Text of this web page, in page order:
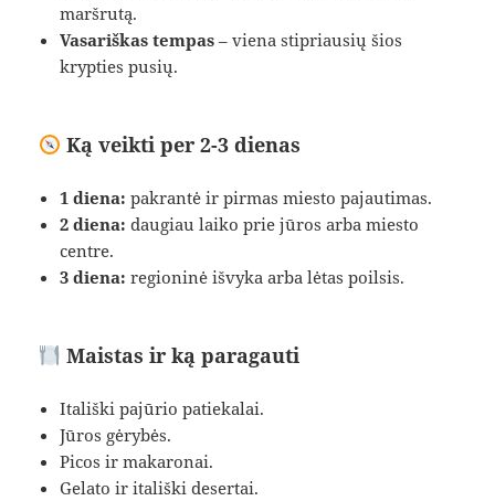
maršrutą.
Vasariškas tempas – viena stipriausių šios
krypties pusių.
Ką veikti per 2-3 dienas
1 diena: pakrantė ir pirmas miesto pajautimas.
2 diena: daugiau laiko prie jūros arba miesto
centre.
3 diena: regioninė išvyka arba lėtas poilsis.
Maistas ir ką paragauti
Itališki pajūrio patiekalai.
Jūros gėrybės.
Picos ir makaronai.
Gelato ir itališki desertai.